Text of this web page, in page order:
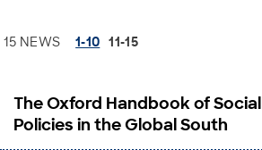
15 NEWS 1-10 11-15
The Oxford Handbook of Social
Policies in the Global South